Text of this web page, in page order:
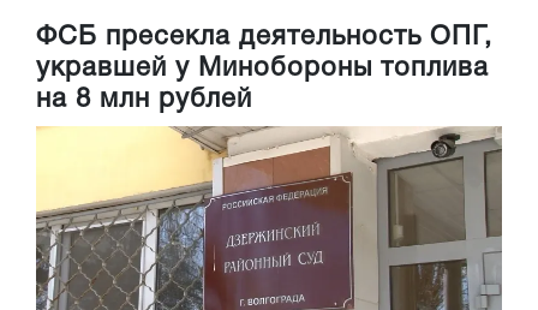
ФСБ пресекла деятельность ОПГ,
укравшей у Минобороны топлива
на 8 млн рублей